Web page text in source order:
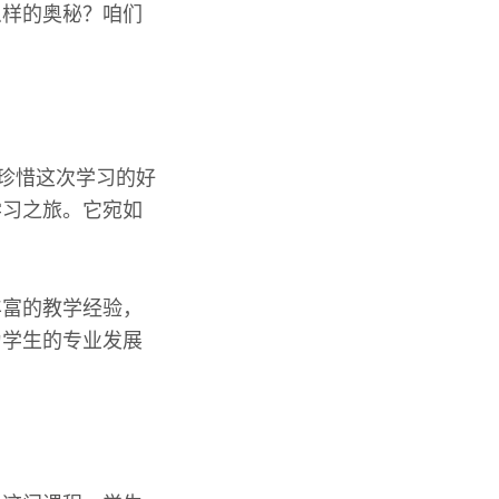
的奥秘？咱们
惜这次学习的好
之旅。它宛如
的教学经验，
生的专业发展